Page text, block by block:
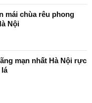
mái chùa rêu phong
Nội
mạn nhất Hà Nội rực
lá